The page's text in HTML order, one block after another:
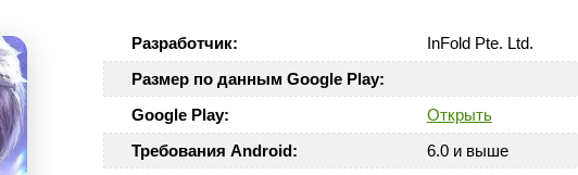
Разработчик:
InFold Pte. Ltd.
Размер по данным Google Play:
Google Play:
Открыть
Требования Android:
6.0 и выше